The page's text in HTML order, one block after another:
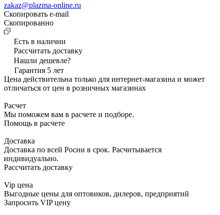
zakaz@plazma-online.ru
Скопировать e-mail
Cкопированно
Есть в наличии
Рассчитать доставку
Нашли дешевле?
Гарантия 5 лет
Цена действительна только для интернет-магазина и может
отличаться от цен в розничных магазинах
Расчет
Мы поможем вам в расчете и подборе.
Помощь в расчете
Доставка
Доставка по всей Росии в срок. Расчитывается
индивидуально.
Рассчитать доставку
Vip цена
Выгодные цены для оптовиков, дилеров, предприятий
Запросить VIP цену